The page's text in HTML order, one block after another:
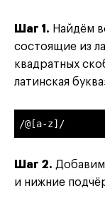
Шаг 1. Найдём
состоящие из
квадратных
латинская
/@[a-z]/
Шаг 2.
и нижние